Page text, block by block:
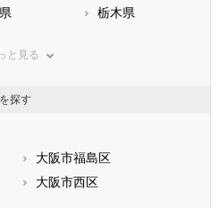
栃木県
川県
大阪府
和歌山県
と見る
探す
大阪市福島区
大阪市西区